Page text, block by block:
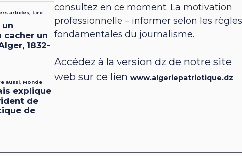
consultez en ce moment. La motivation
professionnelle – informer selon les règles
fondamentales du journalisme.
Accédez à la version dz de notre site
web sur ce lienwww.algeriepatriotique.dz